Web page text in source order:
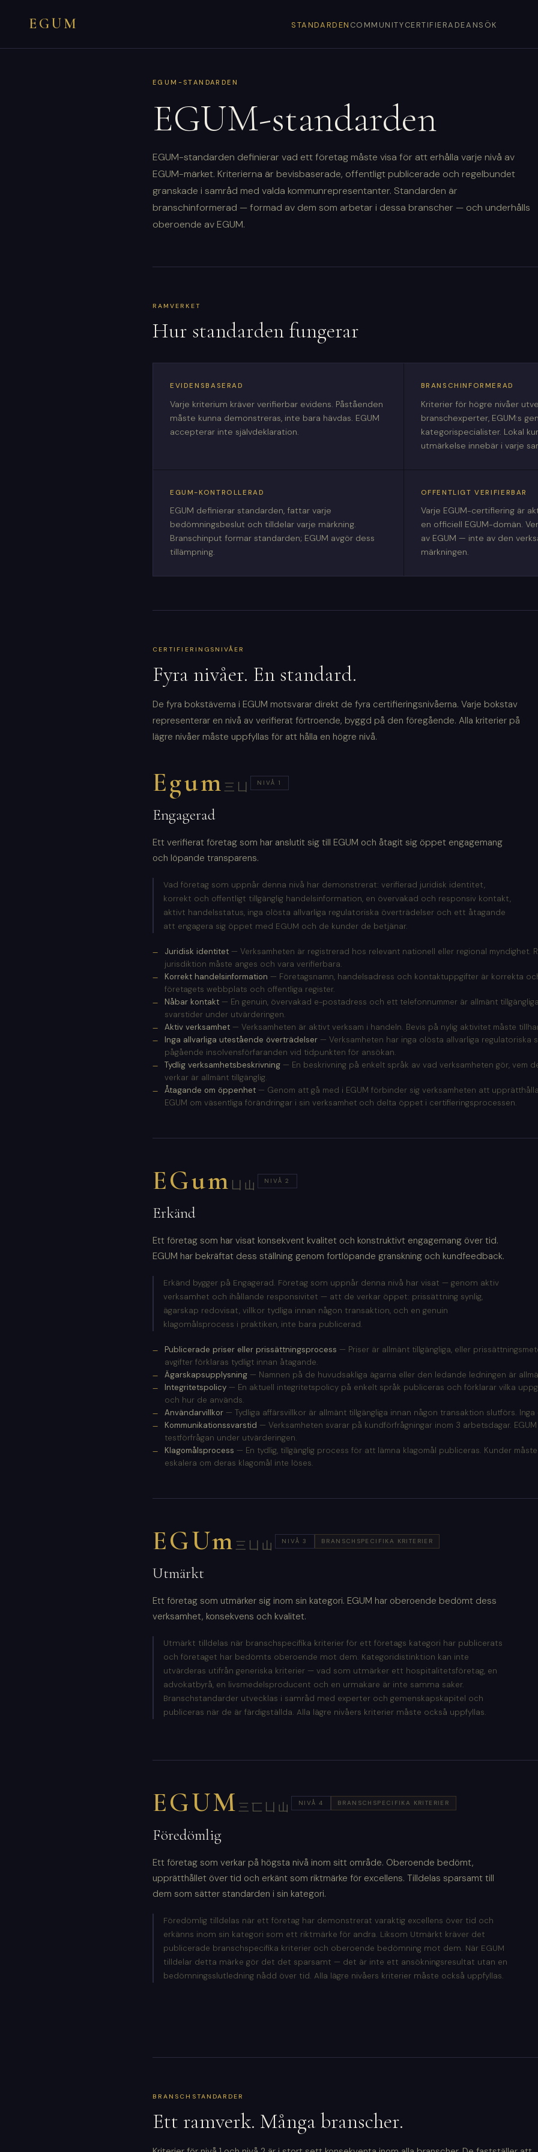
EGUM STANDARDEN COMMUNITYCERTIFIERADEANSÖK
EGUM-STANDARDEN
EGUM-standarden
EGUM-standarden definierar vad ett företag måste visa för att erhålla varje nivå av
EGUM-märket. Kriterierna är bevisbaserade, offentligt publicerade och regelbundet
granskade i samråd med valda kommunrepresentanter. Standarden är
branschinformerad — formad av dem som arbetar i dessa branscher — och underhålls
oberoende av EGUM.
RAMVERKET
Hur standarden fungerar
EVIDENSBASERAD
Varje kriterium kräver verifierbar evidens. Påståenden
måste kunna demonstreras, inte bara hävdas. EGUM
accepterar inte självdeklaration.
BRANSCHINFORMERAD
Kriterier för högre nivåer
branschexperter, EGUM:s
kategorispecialister. Lokal
utmärkelse innebär i varje
EGUM-KONTROLLERAD
EGUM definierar standarden, fattar varje
bedömningsbeslut och tilldelar varje märkning.
Branschinput formar standarden; EGUM avgör dess
tillämpning.
OFFENTLIGT VERIFIERBAR
Varje EGUM-certifiering är
en officiell EGUM-domän.
av EGUM — inte av den
märkningen.
CERTIFIERINGSNIVÅER
Fyra nivåer. En standard.
De fyra bokstäverna i EGUM motsvarar direkt de fyra certifieringsnivåerna. Varje bokstav
representerar en nivå av verifierat förtroende, byggd på den föregående. Alla kriterier på
lägre nivåer måste uppfyllas för att hålla en högre nivå.
Egum 三凵 NIVÅ 1
Engagerad
Ett verifierat företag som har anslutit sig till EGUM och åtagit sig öppet engagemang
och löpande transparens.
Vad företag som uppnår denna nivå har demonstrerat: verifierad juridisk identitet,
korrekt och offentligt tillgänglig handelsinformation, en övervakad och responsiv kontakt,
aktivt handelsstatus, inga olösta allvarliga regulatoriska överträdelser och ett åtagande
att engagera sig öppet med EGUM och de kunder de betjänar.
Juridisk identitet — Verksamheten är registrerad hos relevant nationell eller regional myndighet.
jurisdiktion måste anges och vara verifierbara.
Korrekt handelsinformation — Företagsnamn, handelsadress och kontaktuppgifter är korrekta
företagets webbplats och offentliga register.
Nåbar kontakt — En genuin, övervakad e-postadress och ett telefonnummer är allmänt
svarstider under utvärderingen.
Aktiv verksamhet — Verksamheten är aktivt verksam i handeln. Bevis på nylig aktivitet måste
Inga allvarliga utestående överträdelser — Verksamheten har inga olösta allvarliga regulatoriska
pågående insolvensförfaranden vid tidpunkten för ansökan.
Tydlig verksamhetsbeskrivning — En beskrivning på enkelt språk av vad verksamheten gör, vem
verkar är allmänt tillgänglig.
Åtagande om öppenhet — Genom att gå med i EGUM förbinder sig verksamheten att
EGUM om väsentliga förändringar i sin verksamhet och delta öppet i certifieringsprocessen.
EGum 凵山 NIVÅ 2
Erkänd
Ett företag som har visat konsekvent kvalitet och konstruktivt engagemang över tid.
EGUM har bekräftat dess ställning genom fortlöpande granskning och kundfeedback.
Erkänd bygger på Engagerad. Företag som uppnår denna nivå har visat — genom aktiv
verksamhet och ihållande responsivitet — att de verkar öppet: prissättning synlig,
ägarskap redovisat, villkor tydliga innan någon transaktion, och en genuin
klagomålsprocess i praktiken, inte bara publicerad.
Publicerade priser eller prissättningsprocess — Priser är allmänt tillgängliga, eller
avgifter förklaras tydligt innan åtagande.
Ägarskapsupplysning — Namnen på de huvudsakliga ägarna eller den ledande ledningen är
Integritetspolicy — En aktuell integritetspolicy på enkelt språk publiceras och förklarar vilka
och hur de används.
Användarvillkor — Tydliga affärsvillkor är allmänt tillgängliga innan någon transaktion slutförs.
Kommunikationssvarstid — Verksamheten svarar på kundförfrågningar inom 3 arbetsdagar.
testförfrågan under utvärderingen.
Klagomålsprocess — En tydlig, tillgänglig process för att lämna klagomål publiceras. Kunder
eskalera om deras klagomål inte löses.
EGUm 三凵山 NIVÅ 3 BRANSCHSPECIFIKA KRITERIER
Utmärkt
Ett företag som utmärker sig inom sin kategori. EGUM har oberoende bedömt dess
verksamhet, konsekvens och kvalitet.
Utmärkt tilldelas när branschspecifika kriterier för ett företags kategori har publicerats
och företaget har bedömts oberoende mot dem. Kategoridistinktion kan inte
utvärderas utifrån generiska kriterier — vad som utmärker ett hospitalitetsföretag, en
advokatbyrå, en livsmedelsproducent och en urmakare är inte samma saker.
Branschstandarder utvecklas i samråd med experter och gemenskapskapitel och
publiceras när de är färdigställda. Alla lägre nivåers kriterier måste också uppfyllas.
EGUM 三匸凵山 NIVÅ 4 BRANSCHSPECIFIKA KRITERIER
Föredömlig
Ett företag som verkar på högsta nivå inom sitt område. Oberoende bedömt,
upprätthållet över tid och erkänt som riktmärke för excellens. Tilldelas sparsamt till
dem som sätter standarden i sin kategori.
Föredömlig tilldelas när ett företag har demonstrerat varaktig excellens över tid och
erkänns inom sin kategori som ett riktmärke för andra. Liksom Utmärkt kräver det
publicerade branschspecifika kriterier och oberoende bedömning mot dem. När EGUM
tilldelar detta märke gör det det sparsamt — det är inte ett ansökningsresultat utan en
bedömningsslutledning nådd över tid. Alla lägre nivåers kriterier måste också uppfyllas.
BRANSCHSTANDARDER
Ett ramverk. Många branscher.